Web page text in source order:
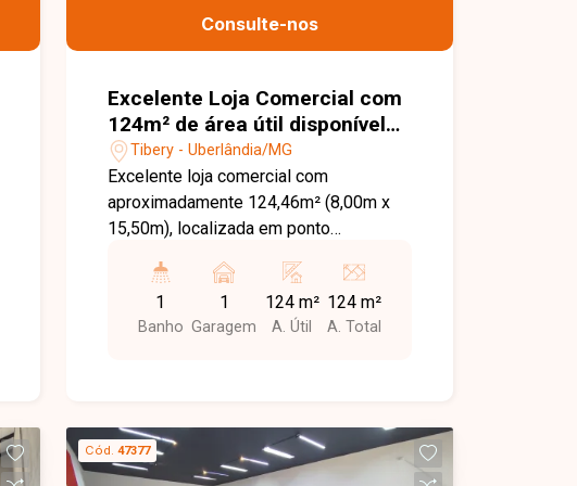
Consulte-nos
Excelente Loja Comercial com
124m² de área útil disponível
para locação no bairro Tibery
em Uberlândia-MG
Tibery - Uberlândia/MG
Excelente loja comercial com
aproximadamente 124,46m² (8,00m x
15,50m), localizada em ponto
Av. Rondon Pacheco. O imóvel conta
com pé-direito alto de 7 metros,
permitindo a instalação de mezanino
automatizadas com controle, banheiros
com acessibilidade, instalação para
1
Banho
1
Garagem
124 m²
A. Útil
124 m²
A. Total
Cód. 47377